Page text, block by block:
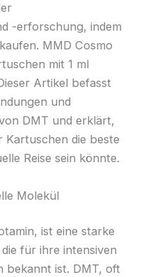
-erforschung, indem
MMD Cosmo
mit 1 ml
Artikel befasst
und
DMT und erklärt,
die beste
Reise sein könnte.
Molekül
ist eine starke
für ihre intensiven
bekannt ist. DMT, oft